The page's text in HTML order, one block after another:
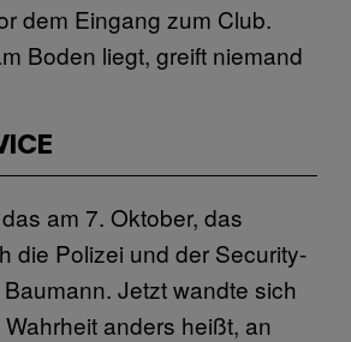
dem Eingang zum Club.
Boden liegt, greift niemand
am 7. Oktober, das
die Polizei und der Security-
Jetzt wandte sich
anders heißt, an